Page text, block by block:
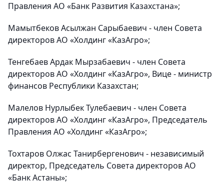
Правления АО «Банк Развития Казахстана»;
Мамытбеков Асылжан Сарыбаевич - член Совета
директоров АО «Холдинг «КазАгро»;
Тенгебаев Ардак Мырзабаевич - член Совета
директоров АО «Холдинг «КазАгро», Вице - министр
финансов Республики Казахстан;
Малелов Нурлыбек Тулебаевич - член Совета
директоров АО «Холдинг «КазАгро», Председатель
Правления АО «Холдинг «КазАгро»;
Тохтаров Олжас Танирбергенович - независимый
директор, Председатель Совета директоров АО
«Банк Астаны»;